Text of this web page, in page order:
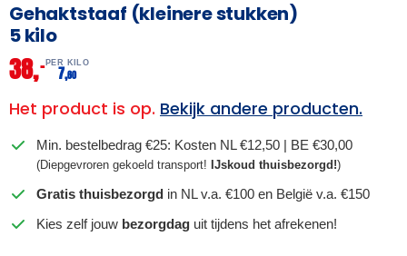
Gehaktstaaf (kleinere stukken)
5 kilo
38,– PER KILO
7,60
Het product is op. Bekijk andere producten.
Min. bestelbedrag €25: Kosten NL €12,50 | BE €30,00
(Diepgevroren gekoeld transport! IJskoud thuisbezorgd!)
Gratis thuisbezorgd in NL v.a. €100 en België v.a. €150
Kies zelf jouw bezorgdag uit tijdens het afrekenen!